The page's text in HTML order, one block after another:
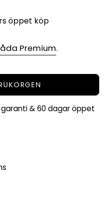
öppet köp
Premium.
& 60 dagar öppet